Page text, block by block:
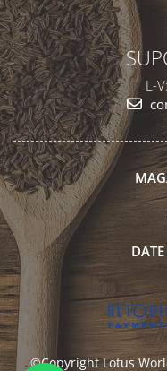
L-
©Copyright Lotus